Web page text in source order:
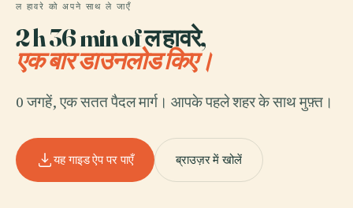
ल हावरे को अपने साथ ले जाएँ
2 h 36 min of ल हावरे,
एक बार डाउनलोड किए।
0 जगहें, एक सतत पैदल मार्ग। आपके पहले शहर के साथ मुफ़्त।
यह गाइड ऐप पर पाएँ ब्राउज़र में खोलें